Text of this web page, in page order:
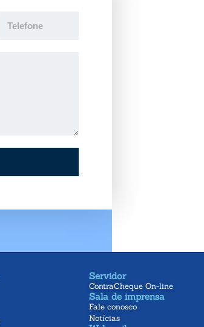
Servidor
ContraCheque On-line
Sala de imprensa
Fale conosco
Notícias